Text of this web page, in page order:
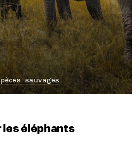
sauvages
les éléphants